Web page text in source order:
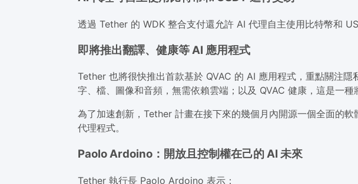
透過 Tether 的 WDK 整合支付還允許 AI 代理自主使用比特幣和
即將推出翻譯、健康等 AI 應用程式
Tether 也將很快推出首款基於 QVAC 的 AI 應用程式，重點關注
字、檔、圖像和音頻，無需依賴雲端；以及 QVAC 健康，這是一種
為了加速創新，Tether 計畫在接下來的幾個月內開源一個全面的
代理程式。
Paolo Ardoino：開放且控制權在己的 AI 未來
Tether 執行長 Paolo Ardoino 表示：